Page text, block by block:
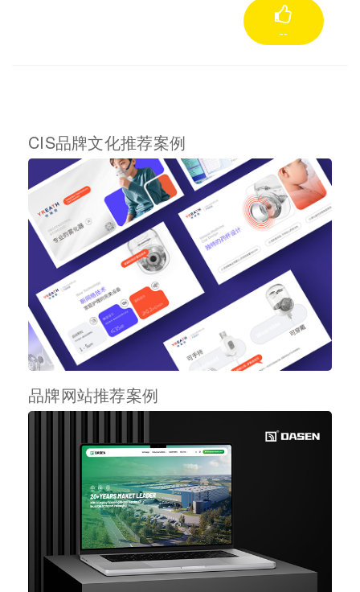
--
CIS品牌文化推荐案例
品牌网站推荐案例